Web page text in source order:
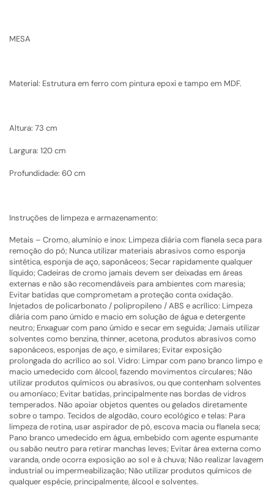
MESA
Material: Estrutura em ferro com pintura epoxi e tampo em MDF.
Altura: 73 cm
Largura: 120 cm
Profundidade: 60 cm
Instruções de limpeza e armazenamento:
Metais – Cromo, alumínio e inox: Limpeza diária com flanela seca para
remoção do pó; Nunca utilizar materiais abrasivos como esponja
sintética, esponja de aço, saponáceos; Secar rapidamente qualquer
líquido; Cadeiras de cromo jamais devem ser deixadas em áreas
externas e não são recomendáveis para ambientes com maresia;
Evitar batidas que comprometam a proteção conta oxidação.
Injetados de policarbonato / polipropileno / ABS e acrílico: Limpeza
diária com pano úmido e macio em solução de água e detergente
neutro; Enxaguar com pano úmido e secar em seguida; Jamais utilizar
solventes como benzina, thinner, acetona, produtos abrasivos como
saponáceos, esponjas de aço, e similares; Evitar exposição
prolongada do acrílico ao sol. Vidro: Limpar com pano branco limpo e
macio umedecido com álcool, fazendo movimentos circulares; Não
utilizar produtos químicos ou abrasivos, ou que contenham solventes
ou amoníaco; Evitar batidas, principalmente nas bordas de vidros
temperados. Não apoiar objetos quentes ou gelados diretamente
sobre o tampo. Tecidos de algodão, couro ecológico e telas: Para
limpeza de rotina, usar aspirador de pó, escova macia ou flanela seca;
Pano branco umedecido em água, embebido com agente espumante
ou sabão neutro para retirar manchas leves; Evitar área externa como
varanda, onde ocorra exposição ao sol e à chuva; Não realizar lavagem
industrial ou impermeabilização; Não utilizar produtos químicos de
qualquer espécie, principalmente, álcool e solventes.